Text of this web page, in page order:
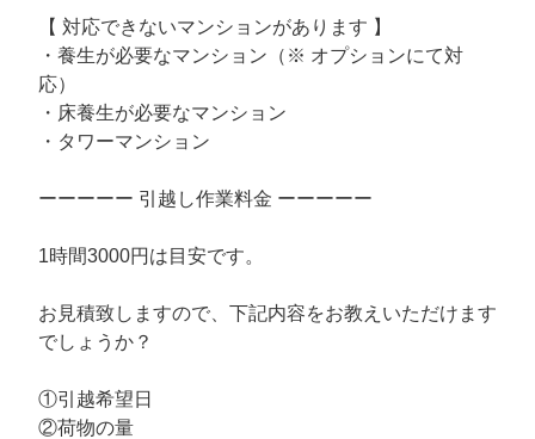
【 対応できないマンションがあります 】
・養生が必要なマンション（※ オプションにて対
応）
・床養生が必要なマンション
・タワーマンション
ーーーーー 引越し作業料金 ーーーーー
1時間3000円は目安です。
お見積致しますので、下記内容をお教えいただけます
でしょうか？
①引越希望日
②荷物の量